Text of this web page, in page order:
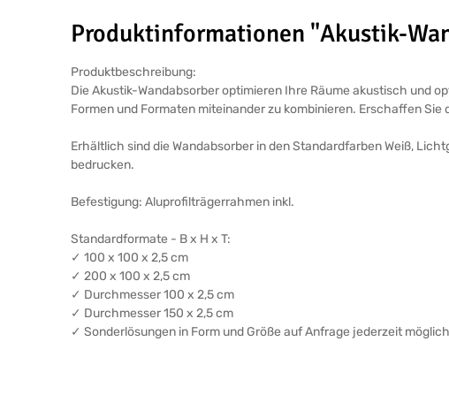
Produktinformationen "Akustik-
Produktbeschreibung:
Die Akustik-Wandabsorber optimieren Ihre Räume akustisch und
Formen und Formaten miteinander zu kombinieren. Erschaffen
Erhältlich sind die Wandabsorber in den Standardfarben Weiß,
bedrucken.
Befestigung: Aluprofilträgerrahmen inkl.
Standardformate - B x H x T:
✓ 100 x 100 x 2,5 cm
✓ 200 x 100 x 2,5 cm
✓ Durchmesser 100 x 2,5 cm
✓ Durchmesser 150 x 2,5 cm
✓ Sonderlösungen in Form und Größe auf Anfrage jederzeit möglich